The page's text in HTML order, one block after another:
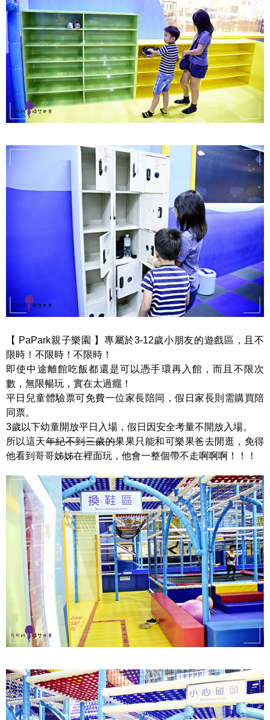
【 PaPark親子樂園 】專屬於3-12歲小朋友的遊戲區，且不
限時！不限時！不限時！
即使中途離館吃飯都還是可以憑手環再入館，而且不限次
數，無限暢玩，實在太過癮！
平日兒童體驗票可免費一位家長陪同，假日家長則需購買陪
同票。
3歲以下幼童開放平日入場，假日因安全考量不開放入場。
所以這天年紀不到三歲的果果只能和可樂果爸去閒逛，免得
他看到哥哥姊姊在裡面玩，他會一整個帶不走啊啊啊！！！